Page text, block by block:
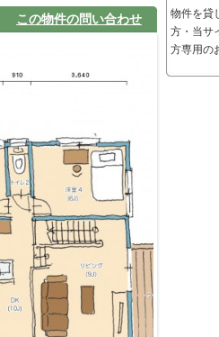
この物件の問い合わせ
物件を貸
方・当サ
方専用の